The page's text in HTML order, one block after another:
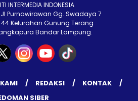
INTERMEDIA INDONESIA
Purnawirawan Gg. Swadaya 7
44 Kelurahan Gunung Terang
Bandar Lampung.
REDAKSI
KONTAK
SIBER